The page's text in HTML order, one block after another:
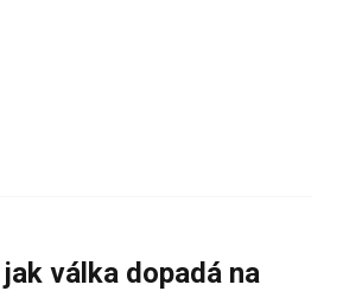
válka dopadá na